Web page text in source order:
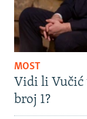
MOST
Vidi li
broj 1?